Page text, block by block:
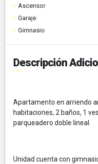
Ascensor
Garaje
Gimnasio
Descripción
Apartamento en arriendo
habitaciones, 2 baños, 1
parqueadero doble lineal.
Unidad cuenta con